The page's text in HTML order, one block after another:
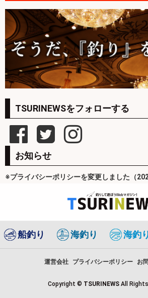
TSURINEWSをフォローする
お知らせ
※プライバシーポリシーを変更しました（
船釣り 海釣り 海釣
運営会社 プライバシーポリシー お
Copyright © TSURINEWS All